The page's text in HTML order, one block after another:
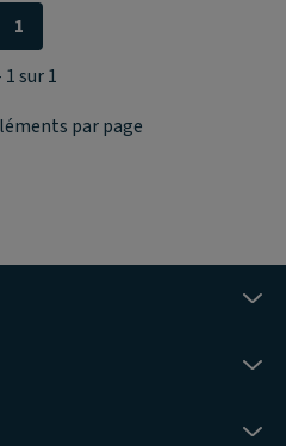
par page
1
1 sur 1